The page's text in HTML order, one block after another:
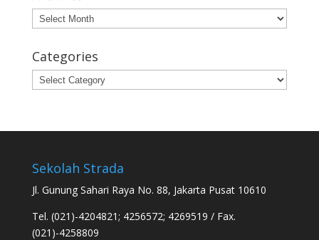
Archives
Categories
Categories
Sekolah Strada
Jl. Gunung Sahari Raya No. 88, Jakarta Pusat 10610
Tel. (021)-4204821; 4256572; 4269519 / Fax.
(021)-4258809